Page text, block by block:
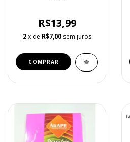
R$13,99
2 x de R$7,00 sem juros